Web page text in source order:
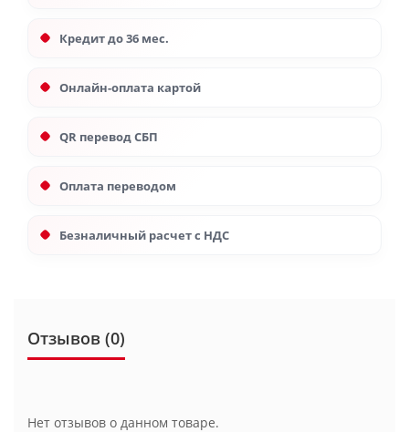
Кредит до 36 мес.
Онлайн-оплата картой
QR перевод СБП
Оплата переводом
Безналичный расчет с НДС
Отзывов (0)
Нет отзывов о данном товаре.